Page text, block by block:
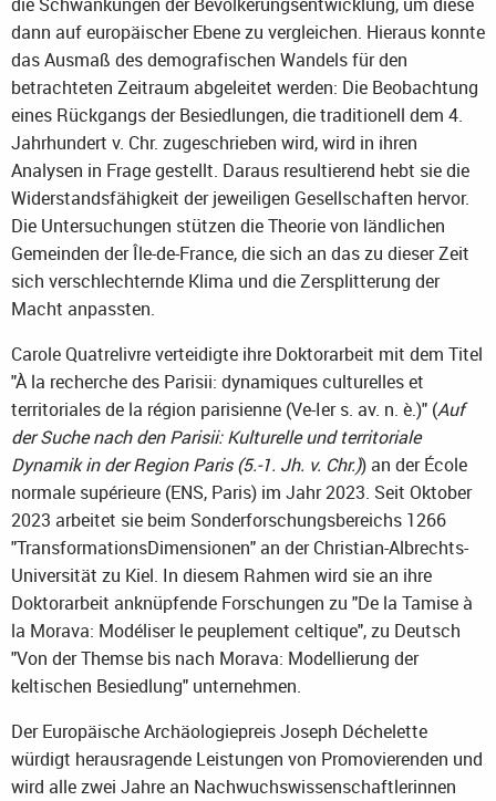
die Schwankungen der Bevölkerungsentwicklung, um diese
dann auf europäischer Ebene zu vergleichen. Hieraus konnte
das Ausmaß des demografischen Wandels für den
betrachteten Zeitraum abgeleitet werden: Die Beobachtung
eines Rückgangs der Besiedlungen, die traditionell dem 4.
Jahrhundert v. Chr. zugeschrieben wird, wird in ihren
Analysen in Frage gestellt. Daraus resultierend hebt sie die
Widerstandsfähigkeit der jeweiligen Gesellschaften hervor.
Die Untersuchungen stützen die Theorie von ländlichen
Gemeinden der Île-de-France, die sich an das zu dieser Zeit
sich verschlechternde Klima und die Zersplitterung der
Macht anpassten.
Carole Quatrelivre verteidigte ihre Doktorarbeit mit dem Titel
"À la recherche des Parisii: dynamiques culturelles et
territoriales de la région parisienne (Ve-Ier s. av. n. è.)" (Auf
der Suche nach den Parisii: Kulturelle und territoriale
Dynamik in der Region Paris (5.-1. Jh. v. Chr.)) an der École
normale supérieure (ENS, Paris) im Jahr 2023. Seit Oktober
2023 arbeitet sie beim Sonderforschungsbereichs 1266
"TransformationsDimensionen" an der Christian-Albrechts-
Universität zu Kiel. In diesem Rahmen wird sie an ihre
Doktorarbeit anknüpfende Forschungen zu "De la Tamise à
la Morava: Modéliser le peuplement celtique", zu Deutsch
"Von der Themse bis nach Morava: Modellierung der
keltischen Besiedlung" unternehmen.
Der Europäische Archäologiepreis Joseph Déchelette
würdigt herausragende Leistungen von Promovierenden und
wird alle zwei Jahre an Nachwuchswissenschaftlerinnen